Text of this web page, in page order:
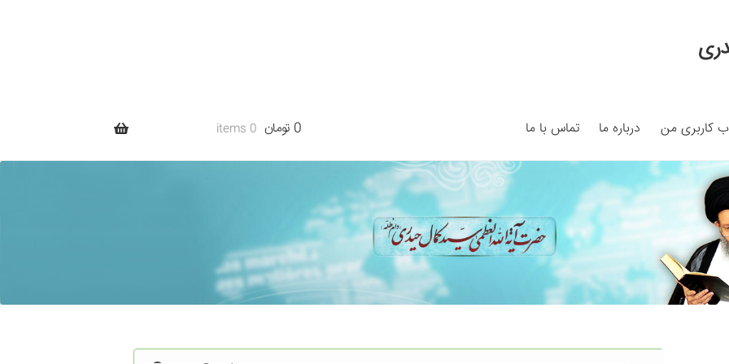
کاربری من درباره ما تماس با ما
My
Search Results
Shop برگه نمونه برگه نمونه بلاگ پرداخت
سبد خرید قوانین و مقررات
0 تومان 0 items